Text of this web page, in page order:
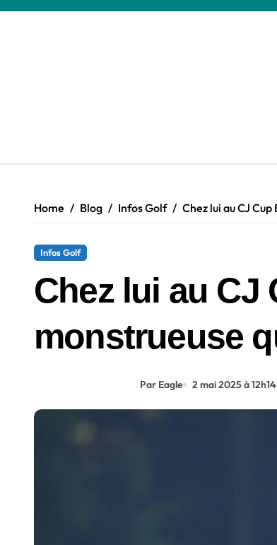
Home Blog Infos Golf Chez lui au CJ
Infos Golf
Chez lui au CJ
monstrueuse
Par Eagle 2 mai 2025 à 12h14